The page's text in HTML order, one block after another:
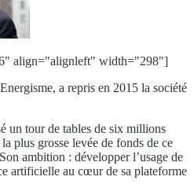
align="alignleft" width="298"]
a repris en 2015 la société
un tour de tables de six millions
plus grosse levée de fonds de ce
ambition : développer l’usage de
artificielle au cœur de sa plateforme